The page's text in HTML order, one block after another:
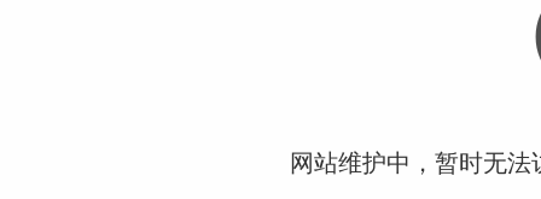
网站维护中，暂时无